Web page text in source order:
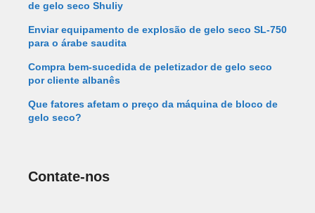
de gelo seco Shuliy
Enviar equipamento de explosão de gelo seco SL-750
para o árabe saudita
Compra bem-sucedida de peletizador de gelo seco
por cliente albanês
Que fatores afetam o preço da máquina de bloco de
gelo seco?
Contate-nos